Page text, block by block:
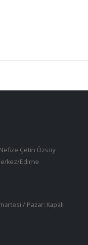
Çetin Özsoy
Edirne
/ Pazar: Kapalı